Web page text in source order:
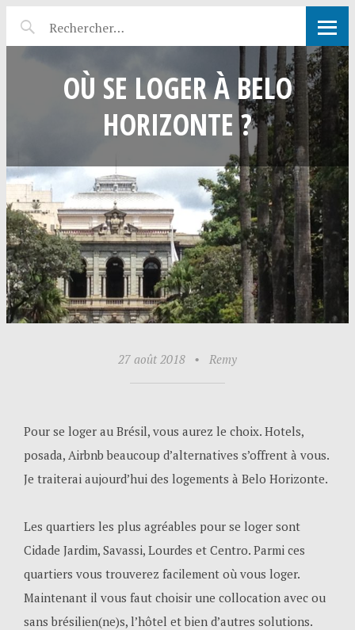
OÙ SE LOGER À BELO
HORIZONTE ?
27 août 2018 • Remy
Pour se loger au Brésil, vous aurez le choix. Hotels,
posada, Airbnb beaucoup d’alternatives s’offrent à vous.
Je traiterai aujourd’hui des logements à Belo Horizonte.
Les quartiers les plus agréables pour se loger sont
Cidade Jardim, Savassi, Lourdes et Centro. Parmi ces
quartiers vous trouverez facilement où vous loger.
Maintenant il vous faut choisir une collocation avec ou
sans brésilien(ne)s, l’hôtel et bien d’autres solutions.